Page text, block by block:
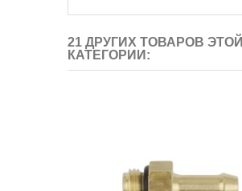
21 ДРУГИХ ТОВАРОВ ЭТОЙ
КАТЕГОРИИ: